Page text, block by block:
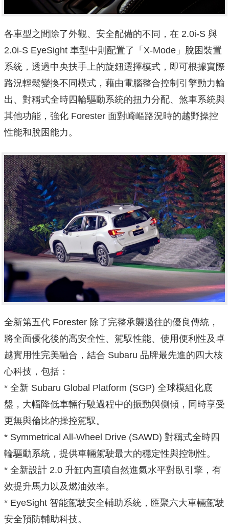
各車型之間除了外觀、安全配備的不同，在 2.0i-S 與
2.0i-S EyeSight 車型中則配置了「X-Mode」脫困裝置
系統，透過中央扶手上的旋鈕選擇模式，即可根據實際
路況輕鬆變換不同模式，藉由電腦整合控制引擎動力輸
出、對稱式全時四輪驅動系統的扭力分配、煞車系統與
其他功能，強化 Forester 面對崎嶇路況時的越野操控
性能和脫困能力。
全新第五代 Forester 除了完整承襲過往的優良傳統，
將全面優化後的高安全性、駕馭性能、使用便利性及卓
越實用性完美融合，結合 Subaru 品牌最先進的四大核
心科技，包括：
* 全新 Subaru Global Platform (SGP) 全球模組化底
盤，大幅降低車輛行駛過程中的振動與側傾，同時享受
更無與倫比的操控駕馭。
* Symmetrical All-Wheel Drive (SAWD) 對稱式全時四
輪驅動系統，提供車輛駕駛最大的穩定性與控制性。
* 全新設計 2.0 升缸內直噴自然進氣水平對臥引擎，有
效提升馬力以及燃油效率。
* EyeSight 智能駕駛安全輔助系統，匯聚六大車輛駕駛
安全預防輔助科技。